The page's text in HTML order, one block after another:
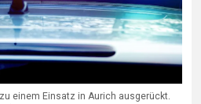
einem Einsatz in Aurich ausgerückt.